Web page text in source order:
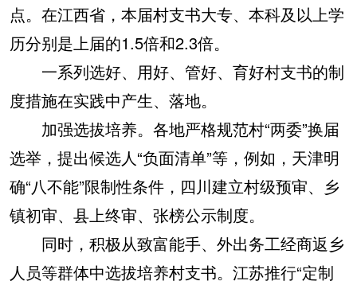
点。在江西省，本届村支书大专、本科及以上学
历分别是上届的1.5倍和2.3倍。
一系列选好、用好、管好、育好村支书的制
度措施在实践中产生、落地。
加强选拔培养。各地严格规范村“两委”换届
选举，提出候选人“负面清单”等，例如，天津明
确“八不能”限制性条件，四川建立村级预审、乡
镇初审、县上终审、张榜公示制度。
同时，积极从致富能手、外出务工经商返乡
人员等群体中选拔培养村支书。江苏推行“定制